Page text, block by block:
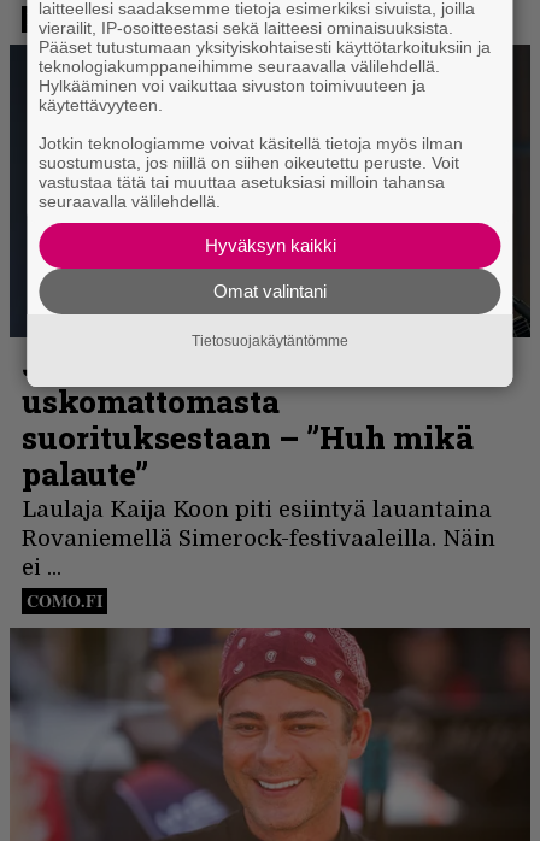
laitteellesi saadaksemme tietoja esimerkiksi sivuista, joilla
vierailit, IP-osoitteestasi sekä laitteesi ominaisuuksista.
Pääset tutustumaan yksityiskohtaisesti käyttötarkoituksiin ja
teknologiakumppaneihimme seuraavalla välilehdellä.
Hylkääminen voi vaikuttaa sivuston toimivuuteen ja
käytettävyyteen.
Jotkin teknologiamme voivat käsitellä tietoja myös ilman
suostumusta, jos niillä on siihen oikeutettu peruste. Voit
vastustaa tätä tai muuttaa asetuksiasi milloin tahansa
seuraavalla välilehdellä.
Hyväksyn kaikki
Omat valintani
Tietosuojakäytäntömme